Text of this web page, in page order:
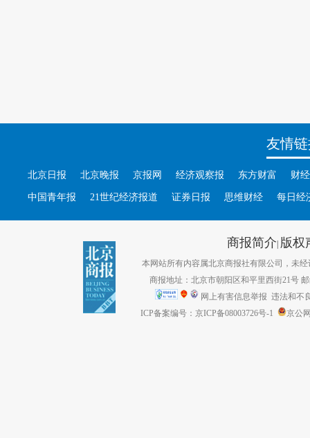
友情
北京日报 北京晚报 京报网 经济观察报 东方财富 财
中国青年报 21世纪经济报道 证券日报 思维财经 每日经
商报简介| 版权
本网站所有内容属北京商报社有限公司，未经
商报地址：北京市朝阳区和平里西街21号
网上有害信息举报 违法和不
ICP备案编号：京ICP备08003726号-1
京公